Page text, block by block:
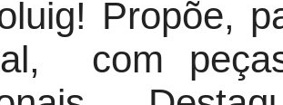
Propõe,
com